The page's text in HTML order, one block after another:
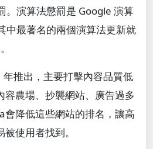
。演算法懲罰是 Google 演算
中最著名的兩個演算法更新就
年推出，主要打擊內容品質低
容農場、抄襲網站、廣告過多
會降低這些網站的排名，讓高
使用者找到。